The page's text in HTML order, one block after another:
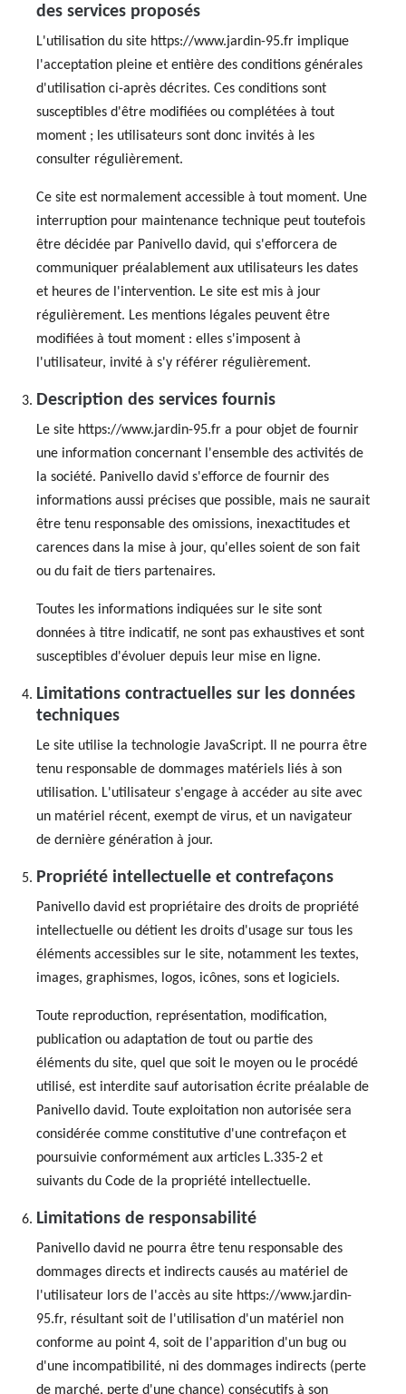
des services proposés
L'utilisation du site https://www.jardin-95.fr implique
l'acceptation pleine et entière des conditions générales
d'utilisation ci-après décrites. Ces conditions sont
susceptibles d'être modifiées ou complétées à tout
moment ; les utilisateurs sont donc invités à les
consulter régulièrement.
Ce site est normalement accessible à tout moment. Une
interruption pour maintenance technique peut toutefois
être décidée par Panivello david, qui s'efforcera de
communiquer préalablement aux utilisateurs les dates
et heures de l'intervention. Le site est mis à jour
régulièrement. Les mentions légales peuvent être
modifiées à tout moment : elles s'imposent à
l'utilisateur, invité à s'y référer régulièrement.
Description des services fournis
Le site https://www.jardin-95.fr a pour objet de fournir
une information concernant l'ensemble des activités de
la société. Panivello david s'efforce de fournir des
informations aussi précises que possible, mais ne saurait
être tenu responsable des omissions, inexactitudes et
carences dans la mise à jour, qu'elles soient de son fait
ou du fait de tiers partenaires.
Toutes les informations indiquées sur le site sont
données à titre indicatif, ne sont pas exhaustives et sont
susceptibles d'évoluer depuis leur mise en ligne.
Limitations contractuelles sur les données
techniques
Le site utilise la technologie JavaScript. Il ne pourra être
tenu responsable de dommages matériels liés à son
utilisation. L'utilisateur s'engage à accéder au site avec
un matériel récent, exempt de virus, et un navigateur
de dernière génération à jour.
Propriété intellectuelle et contrefaçons
Panivello david est propriétaire des droits de propriété
intellectuelle ou détient les droits d'usage sur tous les
éléments accessibles sur le site, notamment les textes,
images, graphismes, logos, icônes, sons et logiciels.
Toute reproduction, représentation, modification,
publication ou adaptation de tout ou partie des
éléments du site, quel que soit le moyen ou le procédé
utilisé, est interdite sauf autorisation écrite préalable de
Panivello david. Toute exploitation non autorisée sera
considérée comme constitutive d'une contrefaçon et
poursuivie conformément aux articles L.335-2 et
suivants du Code de la propriété intellectuelle.
Limitations de responsabilité
Panivello david ne pourra être tenu responsable des
dommages directs et indirects causés au matériel de
l'utilisateur lors de l'accès au site https://www.jardin-
95.fr, résultant soit de l'utilisation d'un matériel non
conforme au point 4, soit de l'apparition d'un bug ou
d'une incompatibilité, ni des dommages indirects (perte
de marché, perte d'une chance) consécutifs à son